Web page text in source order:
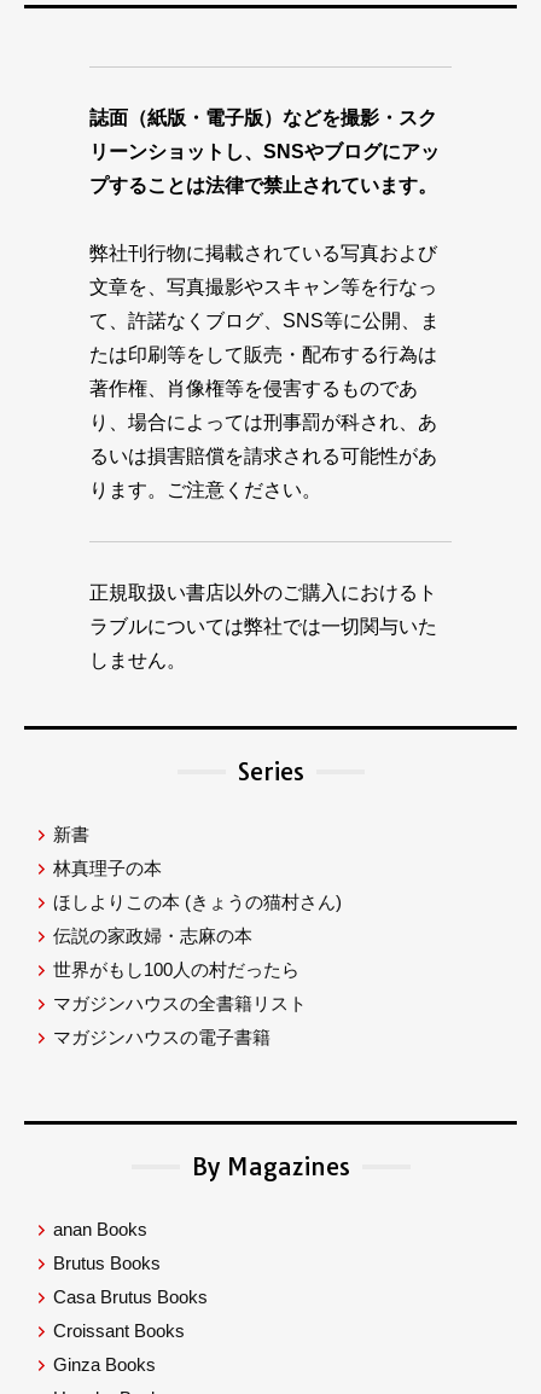
誌面（紙版・電子版）などを撮影・スク
リーンショットし、SNSやブログにアッ
プすることは法律で禁止されています。
弊社刊行物に掲載されている写真および
文章を、写真撮影やスキャン等を行なっ
て、許諾なくブログ、SNS等に公開、ま
たは印刷等をして販売・配布する行為は
著作権、肖像権等を侵害するものであ
り、場合によっては刑事罰が科され、あ
るいは損害賠償を請求される可能性があ
ります。ご注意ください。
正規取扱い書店以外のご購入におけるト
ラブルについては弊社では一切関与いた
しません。
Series
新書
林真理子の本
ほしよりこの本 (きょうの猫村さん)
伝説の家政婦・志麻の本
世界がもし100人の村だったら
マガジンハウスの全書籍リスト
マガジンハウスの電子書籍
By Magazines
anan Books
Brutus Books
Casa Brutus Books
Croissant Books
Ginza Books